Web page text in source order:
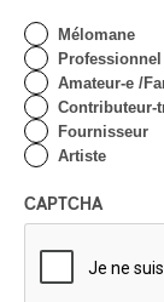
Mélomane
Amateur-e /
Contributeur-
Fournisseur
Artiste
CAPTCHA